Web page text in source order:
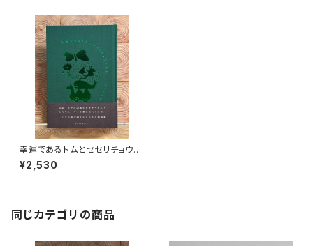
幸運であるトムとセセリチョウの
世界
¥2,530
同じカテゴリの商品